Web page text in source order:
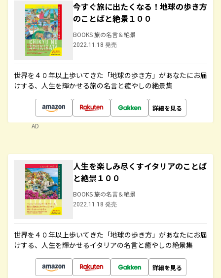
今すぐ旅に出たくなる！地球の歩き方
のことばと絶景１００
BOOKS 旅の名言＆絶景
2022.11.18 発売
世界を４０年以上歩いてきた「地球の歩き方」があなたにお届
けする、人生を輝かせる旅の名言と癒やしの絶景集
詳細を見る
AD
人生を楽しみ尽くすイタリアのことば
と絶景１００
BOOKS 旅の名言＆絶景
2022.11.18 発売
世界を４０年以上歩いてきた「地球の歩き方」があなたにお届
けする、人生を輝かせるイタリアの名言と癒やしの絶景集
詳細を見る